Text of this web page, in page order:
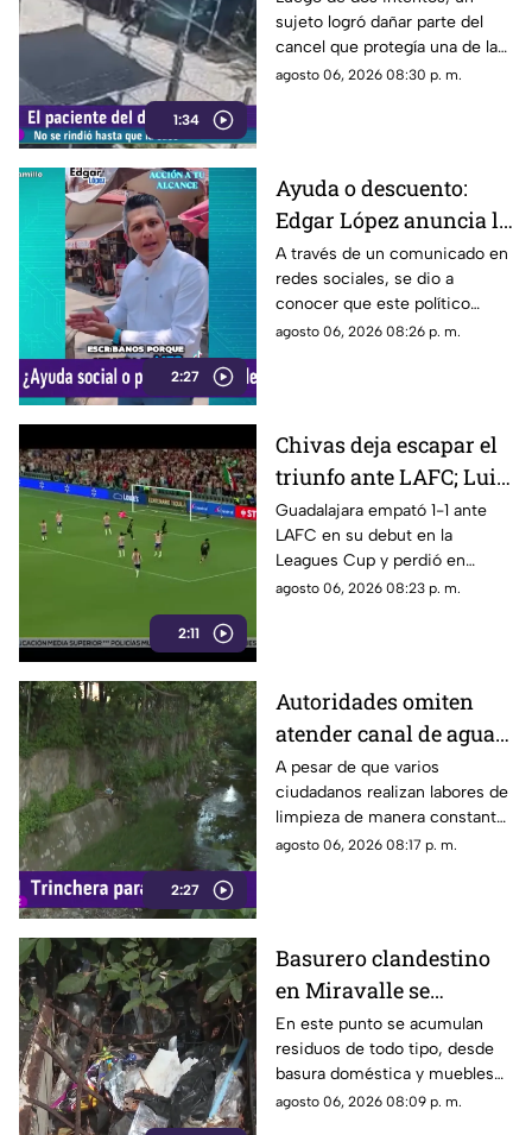
1:34
ajena en calle Rancho
Rodeo
sujeto logró dañar parte del
cancel que protegía una de las
puertas de una cochera
agosto 06, 2026 08:30 p. m.
2:27
Ayuda o descuento:
Edgar López anuncia la
nueva estrategia para
ayudar algunas
familias
A través de un comunicado en
redes sociales, se dio a
conocer que este político
presuntamente busca ayudar a
agosto 06, 2026 08:26 p. m.
2:11
Chivas deja escapar el
triunfo ante LAFC; Luis
Romo es señalado por
su cobro en penales
Guadalajara empató 1-1 ante
LAFC en su debut en la
Leagues Cup y perdió en
penales; Luis Romo fue
agosto 06, 2026 08:23 p. m.
2:27
Autoridades omiten
atender canal de agua
contaminado en
Tonalá
A pesar de que varios
ciudadanos realizan labores de
limpieza de manera constante
en la zona, algunas personas
agosto 06, 2026 08:17 p. m.
Basurero clandestino
en Miravalle se
convierte en un foco de
infección por
acumulación de
residuos.
En este punto se acumulan
residuos de todo tipo, desde
basura doméstica y muebles
viejos hasta animales muertos,
agosto 06, 2026 08:09 p. m.